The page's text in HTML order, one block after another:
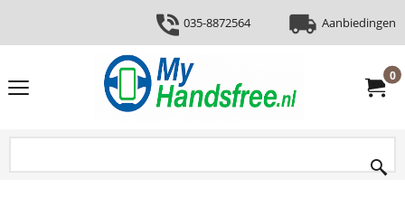
035-8872564 Aanbiedingen
0